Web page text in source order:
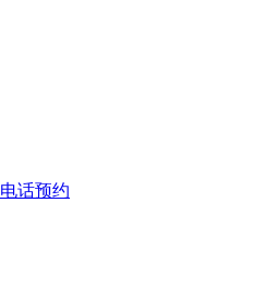
电话预约